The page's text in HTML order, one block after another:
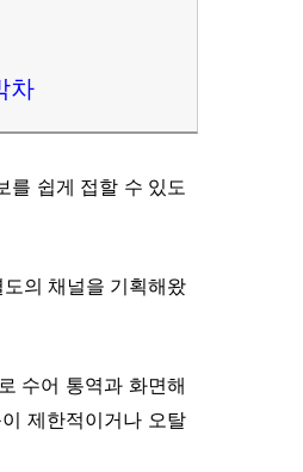
차
를 쉽게 접할 수 있도
의 채널을 기획해왔
수어 통역과 화면해
제한적이거나 오탈